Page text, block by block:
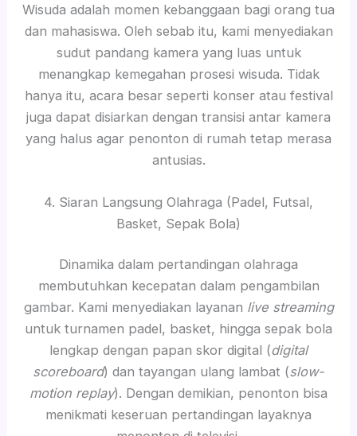
Wisuda adalah momen kebanggaan bagi orang tua
dan mahasiswa. Oleh sebab itu, kami menyediakan
sudut pandang kamera yang luas untuk
menangkap kemegahan prosesi wisuda. Tidak
hanya itu, acara besar seperti konser atau festival
juga dapat disiarkan dengan transisi antar kamera
yang halus agar penonton di rumah tetap merasa
antusias.
4. Siaran Langsung Olahraga (Padel, Futsal,
Basket, Sepak Bola)
Dinamika dalam pertandingan olahraga
membutuhkan kecepatan dalam pengambilan
gambar. Kami menyediakan layanan live streaming
untuk turnamen padel, basket, hingga sepak bola
lengkap dengan papan skor digital (digital
scoreboard) dan tayangan ulang lambat (slow-
motion replay). Dengan demikian, penonton bisa
menikmati keseruan pertandingan layaknya